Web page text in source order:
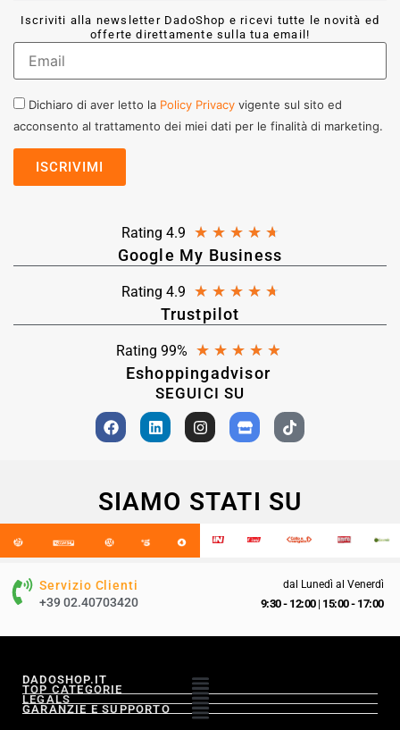
Iscriviti alla newsletter DadoShop e ricevi tutte le novità ed
offerte direttamente sulla tua email!
Dichiaro di aver letto la Policy Privacy vigente sul sito ed
acconsento al trattamento dei miei dati per le finalità di marketing.
Rating 4.9 ★ ★ ★ ★ ★
Google My Business
Rating 4.9 ★ ★ ★ ★ ★
Trustpilot
Rating 99% ★ ★ ★ ★ ★
Eshoppingadvisor
SEGUICI SU
SIAMO STATI SU
Servizio Clienti
+39 02.40703420
dal Lunedì al Venerdì
9:30 - 12:00| 15:00 - 17:00
DADOSHOP.IT
TOP CATEGORIE
LEGALS
GARANZIE E SUPPORTO